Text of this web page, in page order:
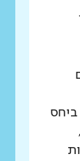
ביחס